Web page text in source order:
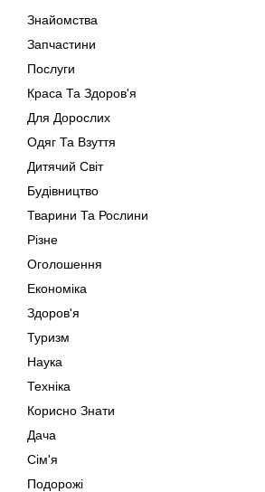
Знайомства
Запчастини
Послуги
Краса Та Здоров'я
Для Дорослих
Одяг Та Взуття
Дитячий Світ
Будівництво
Тварини Та Рослини
Різне
Оголошення
Економіка
Здоров'я
Туризм
Наука
Техніка
Корисно Знати
Дача
Сім'я
Подорожі